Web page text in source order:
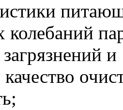
колебаний
и